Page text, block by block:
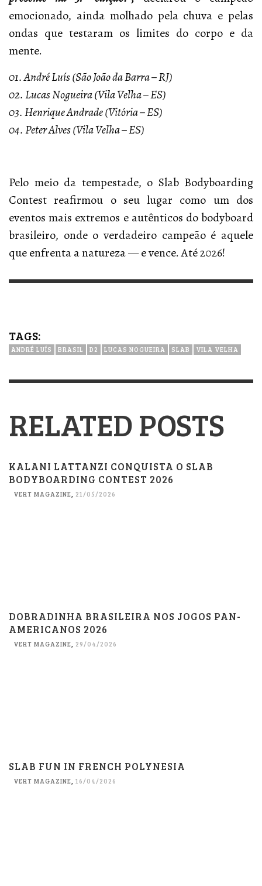
emocionado, ainda molhado pela chuva e pelas
ondas que testaram os limites do corpo e da
mente.
01. André Luís (São João da Barra – RJ)
02. Lucas Nogueira (Vila Velha – ES)
03. Henrique Andrade (Vitória – ES)
04. Peter Alves (Vila Velha – ES)
Pelo meio da tempestade, o Slab Bodyboarding
Contest reafirmou o seu lugar como um dos
eventos mais extremos e autênticos do bodyboard
brasileiro, onde o verdadeiro campeão é aquele
que enfrenta a natureza — e vence. Até 2026!
TAGS:
ANDRÉ LUÍS BRASIL D2 LUCAS NOGUEIRA SLAB VILA VELHA
RELATED POSTS
KALANI LATTANZI CONQUISTA O SLAB
BODYBOARDING CONTEST 2026
VERT MAGAZINE 21/05/2026
DOBRADINHA BRASILEIRA NOS JOGOS PAN-
AMERICANOS 2026
VERT MAGAZINE, 29/04/2026
SLAB FUN IN FRENCH POLYNESIA
VERT MAGAZINE, 16/04/2026